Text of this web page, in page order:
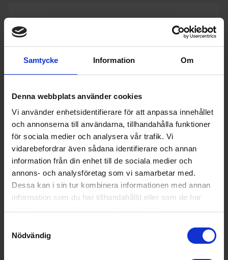
Samtycke Information Om
Denna webbplats använder cookies
Vi använder enhetsidentifierare för att anpassa innehållet
och annonserna till användarna, tillhandahålla funktioner
för sociala medier och analysera vår trafik. Vi
vidarebefordrar även sådana identifierare och annan
information från din enhet till de sociala medier och
annons- och analysföretag som vi samarbetar med.
Dessa kan i sin tur kombinera informationen med annan
information som du har tillhandahållit eller som de har
Nödvändig
Infravärmare
VeitoAero S (2500W)
3 995:-